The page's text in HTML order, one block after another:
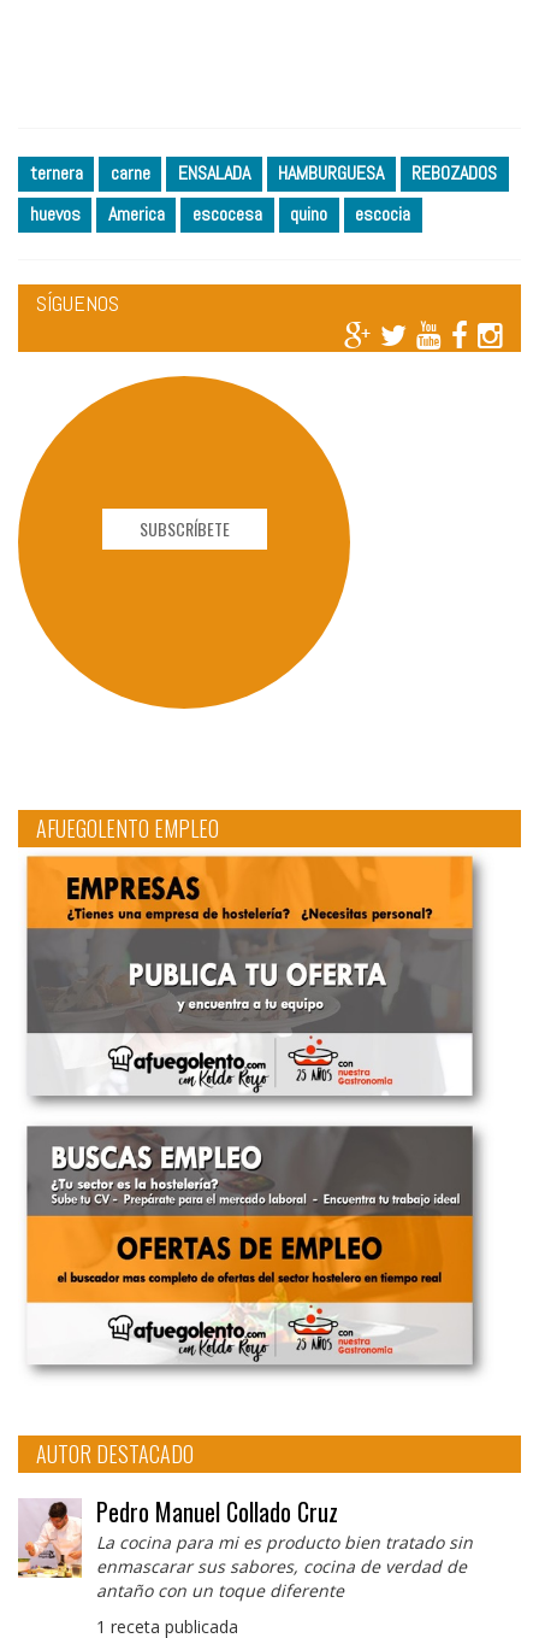
ternera carne ENSALADA HAMBURGUESA
REBOZADOS
huevos
America escocesa quino escocia
SÍGUENOS
SUBSCRÍBETE
AFUEGOLENTO EMPLEO
AUTOR DESTACADO
Pedro Manuel Collado Cruz
La cocina para mi es producto bien tratado sin
enmascarar sus sabores, cocina de verdad de
antaño con un toque diferente
1 receta publicada